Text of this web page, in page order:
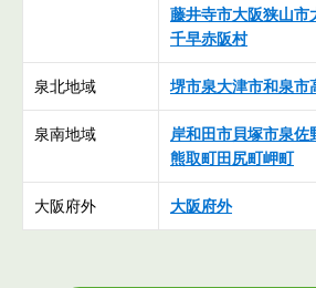
藤井寺市大阪狭山市
千早赤阪村
泉北地域 堺市泉大津市和泉市
泉南地域 岸和田市貝塚市泉佐
熊取町田尻町岬町
大阪府外 大阪府外